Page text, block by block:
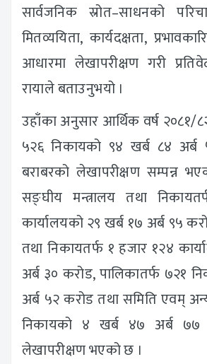
सार्वजनिक स्रोत–साधनको
मितव्ययिता, कार्यदक्षता,
आधारमा लेखापरीक्षण गरी
रायाले बताउनुभयो ।
उहाँका अनुसार आर्थिक वर्ष २०८१/
५२६ निकायको ९४ खर्ब ८४
बराबरको लेखापरीक्षण सम्पन्न
सङ्घीय मन्त्रालय तथा
कार्यालयको २९ खर्ब १७ अर्ब ९५
तथा निकायतर्फ १ हजार १२४
अर्ब ३० करोड, पालिकातर्फ ७२१
अर्ब ५२ करोड तथा समिति एवम्
निकायको ४ खर्ब ४७ अर्ब ७७
लेखापरीक्षण भएको छ ।